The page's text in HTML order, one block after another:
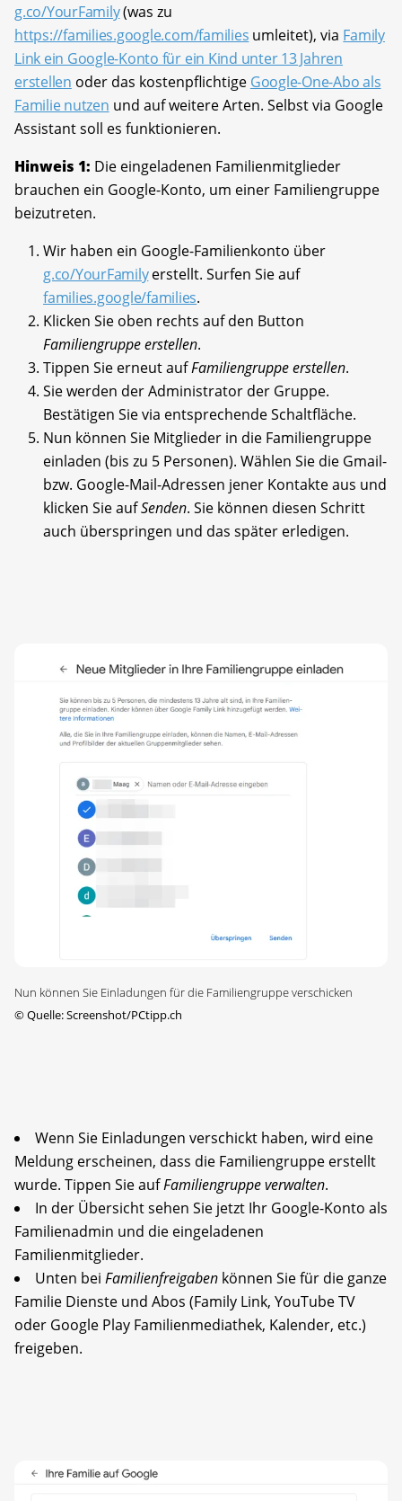
g.co/YourFamily(was zu
https://families.google.com/families umleitet), via Family
Link ein Google-Konto für ein Kind unter 13 Jahren
erstellen oder das kostenpflichtige Google-One-Abo als
Familie nutzen und auf weitere Arten. Selbst via Google
Assistant soll es funktionieren.
Hinweis 1: Die eingeladenen Familienmitglieder
brauchen ein Google-Konto, um einer Familiengruppe
beizutreten.
Wir haben ein Google-Familienkonto über
g.co/YourFamilyerstellt. Surfen Sie auf
families.google/families.
Klicken Sie oben rechts auf den Button
Familiengruppe erstellen.
Tippen Sie erneut aufFamiliengruppe erstellen.
Sie werden der Administrator der Gruppe.
Bestätigen Sie via entsprechende Schaltfläche.
Nun können Sie Mitglieder in die Familiengruppe
einladen (bis zu 5 Personen). Wählen Sie die Gmail-
bzw. Google-Mail-Adressen jener Kontakte aus und
klicken Sie aufSenden. Sie können diesen Schritt
auch überspringen und das später erledigen.
Nun können Sie Einladungen für die Familiengruppe verschicken
©Quelle: Screenshot/PCtipp.ch
Wenn Sie Einladungen verschickt haben, wird eine
Meldung erscheinen, dass die Familiengruppe erstellt
wurde. Tippen Sie aufFamiliengruppe verwalten.
In der Übersicht sehen Sie jetzt Ihr Google-Konto als
Familienadmin und die eingeladenen
Familienmitglieder.
Unten bei Familienfreigaben können Sie für die ganze
Familie Dienste und Abos (Family Link, YouTube TV
oder Google Play Familienmediathek, Kalender, etc.)
freigeben.